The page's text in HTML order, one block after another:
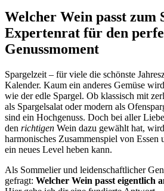
Welcher Wein passt zum
Expertenrat für den
Genussmoment
Spargelzeit – für viele die schönste
Kalender. Kaum ein anderes Gemüse
wie der edle Spargel. Ob klassisch mit
als Spargelsalat oder modern als
sind ein Hochgenuss. Doch bei aller
den richtigen Wein dazu gewählt hat,
harmonisches Zusammenspiel von Essen
ein neues Level heben kann.
Als Sommelier und leidenschaftlicher
gefragt: Welcher Wein passt eigentlich